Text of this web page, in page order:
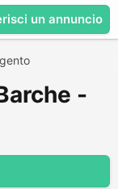
un annuncio
-